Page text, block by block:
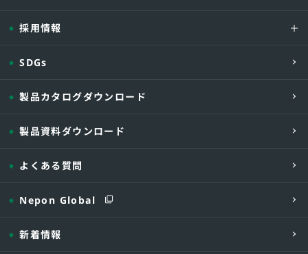
採用情報
SDGs
製品カタログダウンロード
製品資料ダウンロード
よくある質問
Nepon Global
新着情報